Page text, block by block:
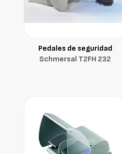
Pedales de seguridad
Schmersal T2FH 232